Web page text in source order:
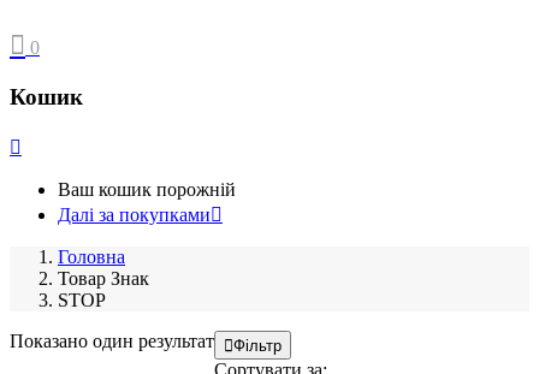
0
Кошик
Ваш кошик порожній
Далі за покупками
Головна
Товар Знак
STOP
Показано один результат
Фільтр
Сортувати за: